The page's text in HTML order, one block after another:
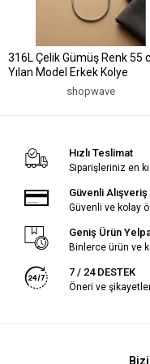
316L Çelik Gümüş Renk 55
Yılan Model Erkek Kolye
shopwave
Hızlı Teslimat
Siparişleriniz en
Güvenli Alışveriş
Güvenli ve kolay
Geniş Ürün
Binlerce ürün ve
7 / 24 DESTEK
Öneri ve